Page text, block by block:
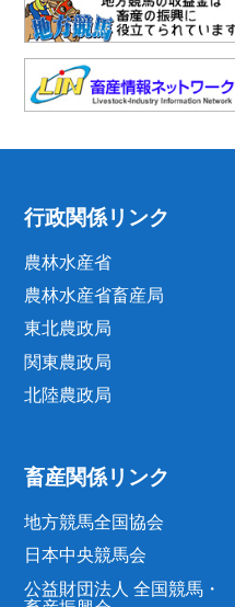
行政関係リンク
農林水産省
農林水産省畜産局
東北農政局
関東農政局
北陸農政局
畜産関係リンク
地方競馬全国協会
日本中央競馬会
公益財団法人 全国競馬・